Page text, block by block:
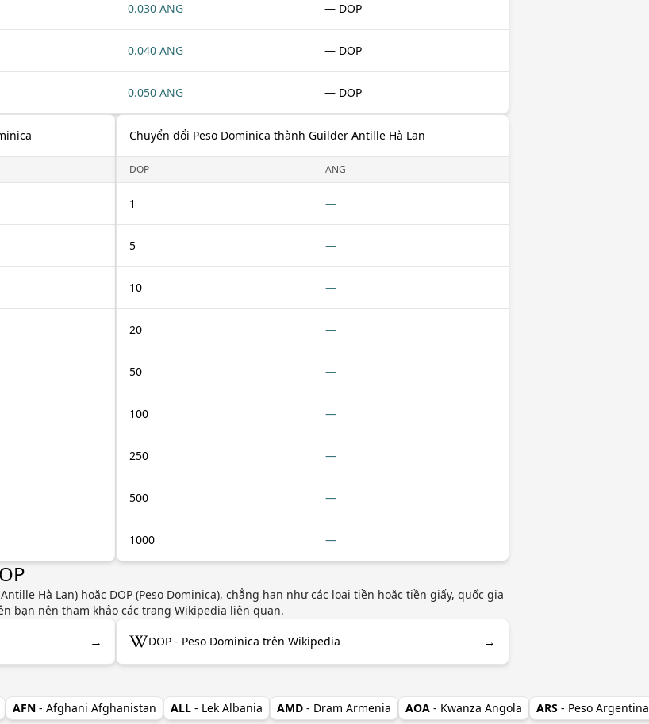
0.030 ANG — DOP
0.040 ANG — DOP
0.050 ANG — DOP
Chuyển đổi Peso Dominica thành Guilder Antille Hà Lan
DOP ANG
1 —
5 —
10 —
20 —
50 —
100 —
250 —
500 —
1000 —
Hà Lan) hoặc DOP (Peso Dominica), chẳng hạn như các loại tiền hoặc tiền giấy, quốc gia
bạn nên tham khảo các trang Wikipedia liên quan.
→ DOP - Peso Dominica trên Wikipedia →
AFN - Afghani Afghanistan ALL - Lek Albania AMD - Dram Armenia AOA - Kwanza Angola ARS - Peso Argentina